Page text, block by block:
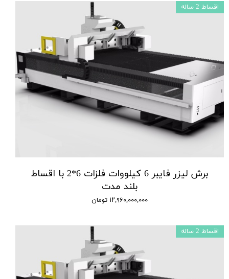
برش لیزر فایبر 6 کیلووات فلزات 6*2 با اقساط
بلند مدت
۱۲,۹۶۰,۰۰۰,۰۰۰ تومان
اقساط 2 ساله
اقساط 2 ساله